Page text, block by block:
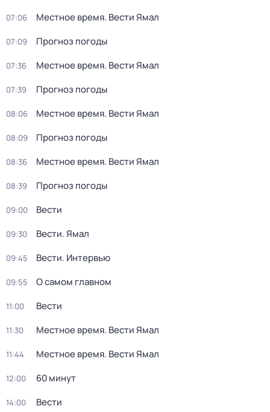
07:06 Местное время. Вести Ямал
07:09 Прогноз погоды
07:36 Местное время. Вести Ямал
07:39 Прогноз погоды
08:06 Местное время. Вести Ямал
08:09 Прогноз погоды
08:36 Местное время. Вести Ямал
08:39 Прогноз погоды
09:00 Вести
09:30 Вести. Ямал
09:45 Вести. Интервью
09:55 О самом главном
11:00 Вести
11:30 Местное время. Вести Ямал
11:44 Местное время. Вести Ямал
12:00 60 минут
14:00 Вести